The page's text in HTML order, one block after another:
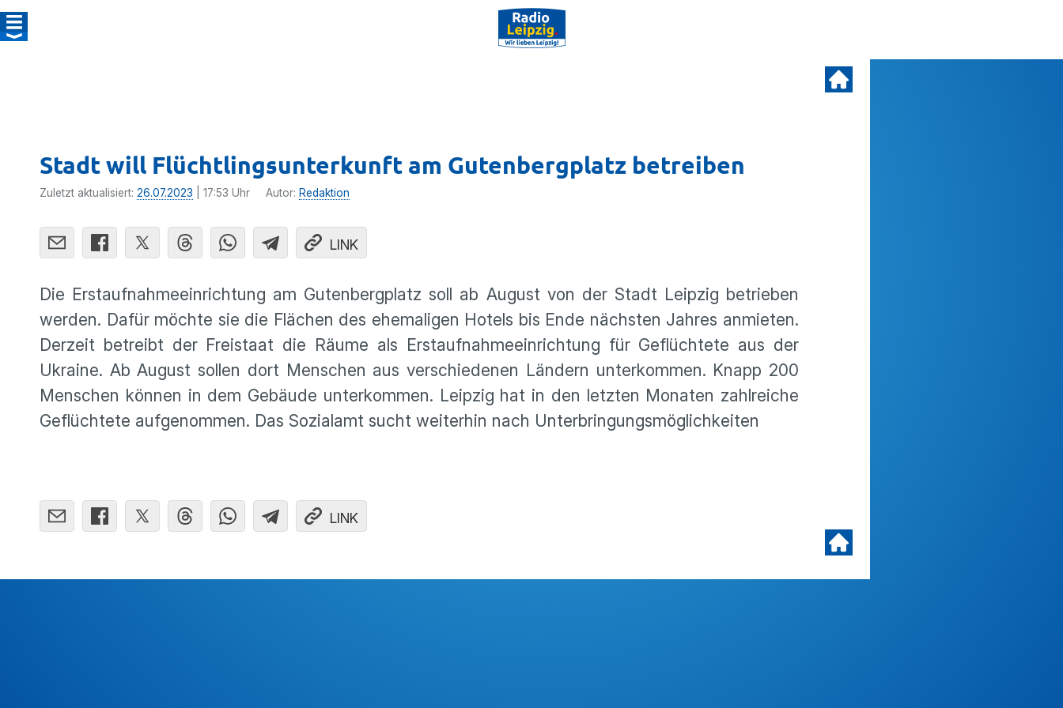
Stadt will Flüchtlingsunterkunft am Gutenbergplatz betreiben
Zuletzt aktualisiert: 26.07.2023 | 17:53 Uhr Autor: Redaktion
LINK
Die Erstaufnahmeeinrichtung am Gutenbergplatz soll ab August von der Stadt Leipzig betrieben
werden. Dafür möchte sie die Flächen des ehemaligen Hotels bis Ende nächsten Jahres anmieten.
Derzeit betreibt der Freistaat die Räume als Erstaufnahmeeinrichtung für Geflüchtete aus der
Ukraine. Ab August sollen dort Menschen aus verschiedenen Ländern unterkommen. Knapp 200
Menschen können in dem Gebäude unterkommen. Leipzig hat in den letzten Monaten zahlreiche
Geflüchtete aufgenommen. Das Sozialamt sucht weiterhin nach Unterbringungsmöglichkeiten
LINK